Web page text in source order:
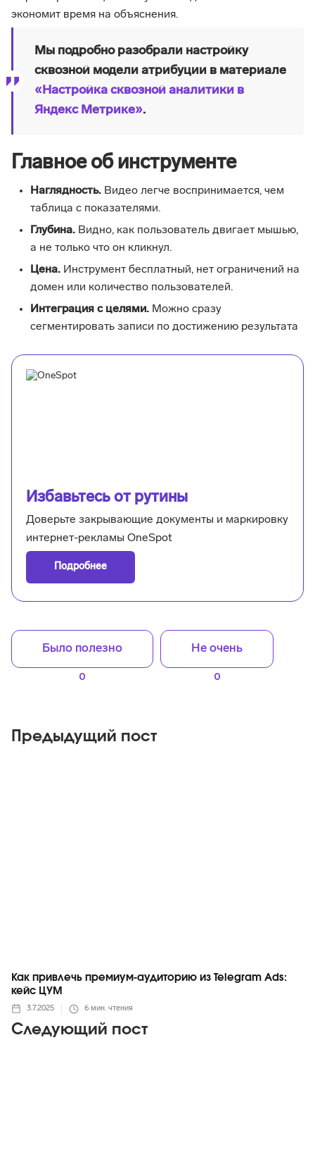
экономит время на объяснения.
Мы подробно разобрали настройку
сквозной модели атрибуции в материале
«Настройка сквозной аналитики в
Яндекс Метрике».
Главное об инструменте
Наглядность. Видео легче воспринимается, чем
таблица с показателями.
Глубина. Видно, как пользователь двигает мышью,
а не только что он кликнул.
Цена. Инструмент бесплатный, нет ограничений на
домен или количество пользователей.
Интеграция с целями. Можно сразу
сегментировать записи по достижению результата
Избавьтесь от рутины
Доверьте закрывающие документы и маркировку
интернет-рекламы OneSpot
Подробнее
Было полезно
0
Не очень
0
Предыдущий пост
Следующий пост
Как привлечь премиум-аудиторию из Telegram Ads:
кейс ЦУМ
3.7.2025 6 мин. чтения